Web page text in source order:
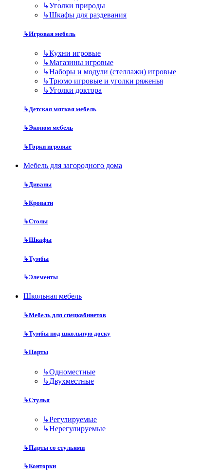
↳Уголки природы
↳Шкафы для раздевания
↳Игровая мебель
↳Кухни игровые
↳Магазины игровые
↳Наборы и модули (стеллажи) игровые
↳Трюмо игровые и уголки ряженья
↳Уголки доктора
↳Детская мягкая мебель
↳Эконом мебель
↳Горки игровые
Мебель для загородного дома
↳Диваны
↳Кровати
↳Столы
↳Шкафы
↳Тумбы
↳Элементы
Школьная мебель
↳Мебель для спецкабинетов
↳Тумбы под школьную доску
↳Парты
↳Одноместные
↳Двухместные
↳Стулья
↳Регулируемые
↳Нерегулируемые
↳Парты со стульями
↳Конторки